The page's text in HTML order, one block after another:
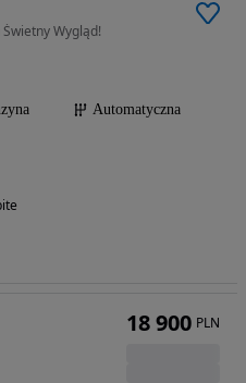
Wygląd!
Automatyczna
18 900 PLN